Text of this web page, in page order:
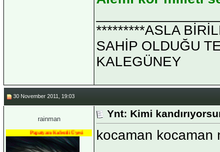
*********ASLA
SAHİP OLDUĞU
KALEGÜNEY
30 November 2011, 19:03
rainman
Papatyam Kıdemli Üyesi
Ynt: Kimi
kocaman kocaman